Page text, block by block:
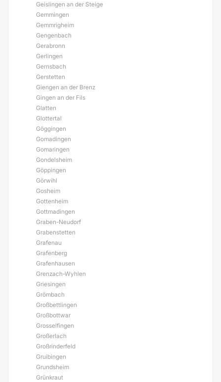
Geislingen an der Steige
Gemmingen
Gemmrigheim
Gengenbach
Gerabronn
Gerlingen
Gernsbach
Gerstetten
Giengen an der Brenz
Gingen an der Fils
Glatten
Glottertal
Göggingen
Gomadingen
Gomaringen
Gondelsheim
Göppingen
Görwihl
Gosheim
Gottenheim
Gottmadingen
Graben-Neudorf
Grabenstetten
Grafenau
Grafenberg
Grafenhausen
Grenzach-Wyhlen
Griesingen
Grömbach
Großbettlingen
Großbottwar
Grosselfingen
Großerlach
Großrinderfeld
Gruibingen
Grundsheim
Grünkraut